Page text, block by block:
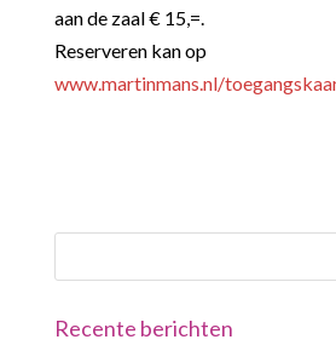
aan de zaal € 15,=.
Reserveren kan op
www.martinmans.nl/
Recente berichten